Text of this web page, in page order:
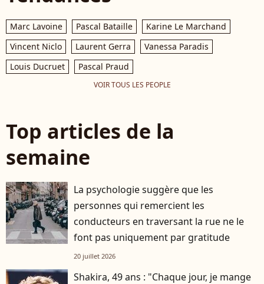
Marc Lavoine Pascal Bataille
Karine Le Marchand
Vincent Niclo
Laurent Gerra
Vanessa Paradis
Louis Ducruet
Pascal Praud
VOIR TOUS LES PEOPLE
Top articles de la
semaine
La psychologie suggère que les
personnes qui remercient les
conducteurs en traversant la rue ne le
font pas uniquement par gratitude
20 juillet 2026
Shakira, 49 ans : "Chaque jour, je mange